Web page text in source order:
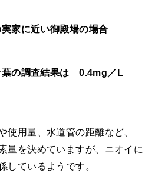
実家に近い御殿場の場合
葉の調査結果は 0.4mg／L
使用量、水道管の距離など、
量を決めていますが、ニオイに
しているようです。